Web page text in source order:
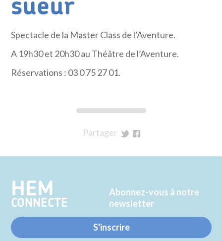
sueur
Spectacle de la Master Class de l’Aventure.
A 19h30 et 20h30 au Théâtre de l’Aventure.
Réservations : 03 0 75 27 01.
Partager
Twitter
Facebook
HEM
CONNECTE
Abonnez-vous à notre
newsletter
S'inscrire